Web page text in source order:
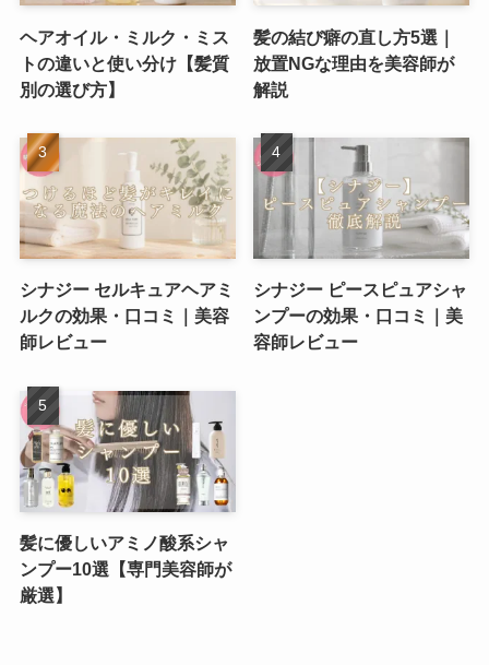
ヘアオイル・ミルク・ミス
トの違いと使い分け【髪質
別の選び方】
髪の結び癖の直し方5選｜
放置NGな理由を美容師が
解説
シナジー セルキュアヘアミ
ルクの効果・口コミ｜美容
師レビュー
シナジー ピースピュアシャ
ンプーの効果・口コミ｜美
容師レビュー
髪に優しいアミノ酸系シャ
ンプー10選【専門美容師が
厳選】